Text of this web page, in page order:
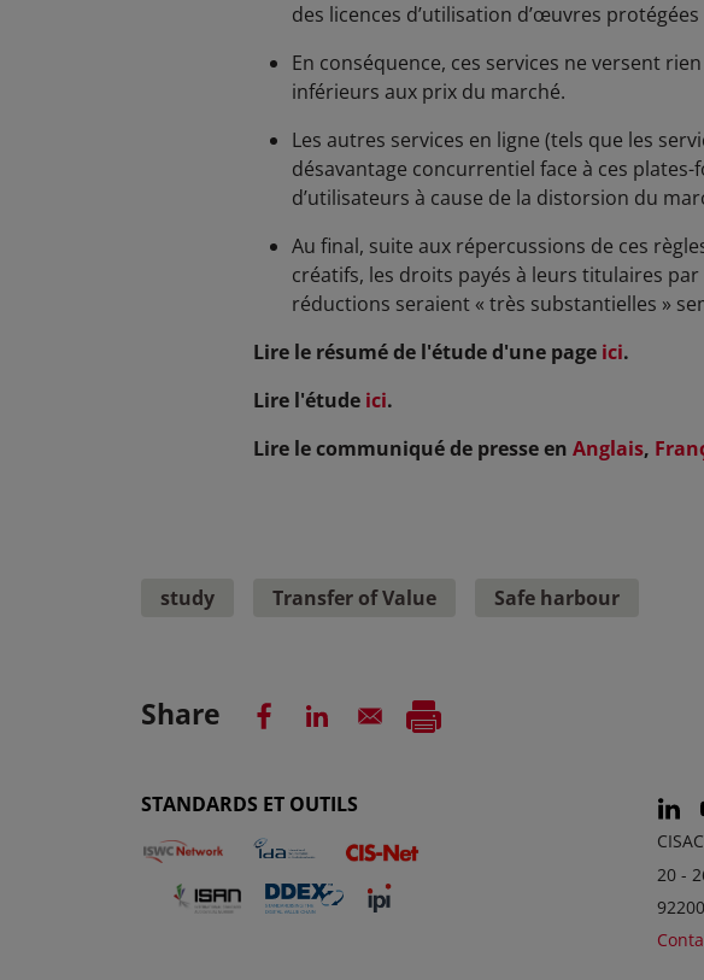
des licences d’utilisation d’œuvres
En conséquence, ces services ne versent
inférieurs aux prix du marché.
Les autres services en ligne (tels que les
désavantage concurrentiel face à ces
d’utilisateurs à cause de la distorsion du
Au final, suite aux répercussions de ces
créatifs, les droits payés à leurs titulaires
réductions seraient « très substantielles »
Lire le résumé de l'étude d'une page ici.
Lire l'étude ici.
Lire le communiqué de presse en Anglais,
study Transfer of Value Safe harbour
Share
STANDARDS ET OUTILS
CISAC
20 -